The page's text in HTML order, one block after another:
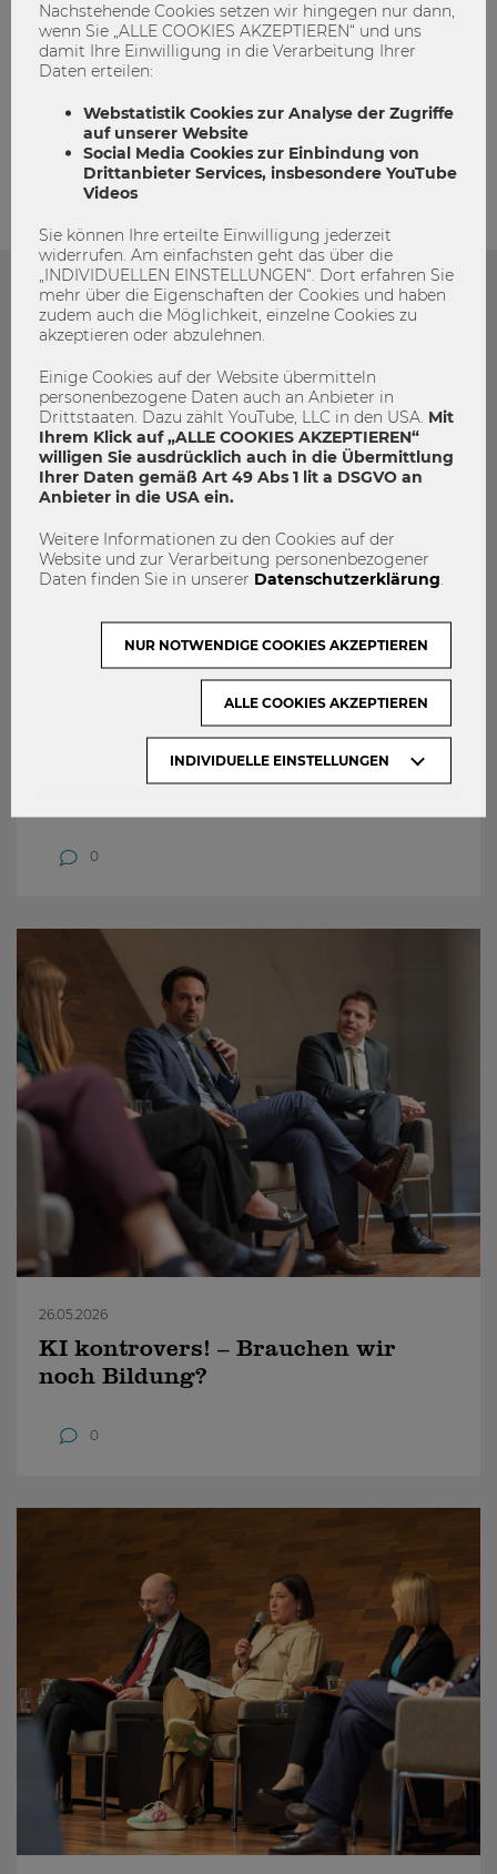
admin
Das könnte dich auch Interessieren
15 % für alle? – Globale
0
26.05.2026
KI kontrovers! – Brauchen wir
noch Bildung?
0
Nachstehende Cookies setzen wir hingegen nur dann,
wenn Sie „ALLE COOKIES AKZEPTIEREN“ und uns
damit Ihre Einwilligung in die Verarbeitung Ihrer
Daten erteilen:
Webstatistik Cookies zur Analyse der Zugriffe
auf unserer Website
Social Media Cookies zur Einbindung von
Drittanbieter Services, insbesondere YouTube
Videos
Sie können Ihre erteilte Einwilligung jederzeit
widerrufen. Am einfachsten geht das über die
„INDIVIDUELLEN EINSTELLUNGEN“. Dort erfahren Sie
mehr über die Eigenschaften der Cookies und haben
zudem auch die Möglichkeit, einzelne Cookies zu
akzeptieren oder abzulehnen.
Einige Cookies auf der Website übermitteln
personenbezogene Daten auch an Anbieter in
Drittstaaten. Dazu zählt YouTube, LLC in den USA. Mit
Ihrem Klick auf „ALLE COOKIES AKZEPTIEREN“
willigen Sie ausdrücklich auch in die Übermittlung
Ihrer Daten gemäß Art 49 Abs 1 lit a DSGVO an
Anbieter in die USA ein.
Weitere Informationen zu den Cookies auf der
Website und zur Verarbeitung personenbezogener
Daten finden Sie in unserer Datenschutzerklärung
INDIVIDUELLE EINSTELLUNGEN
NUR NOTWENDIGE COOKIES AKZEPTIEREN
ALLE COOKIES AKZEPTIEREN